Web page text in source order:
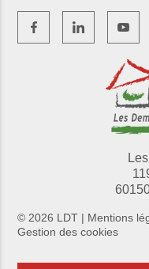
© 2026 LDT | Mentions
Gestion des cookies